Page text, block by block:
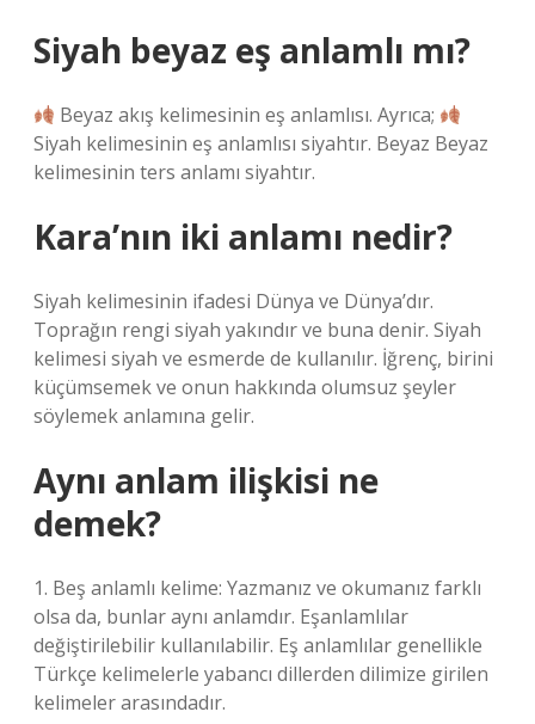
Siyah beyaz eş anlamlı mı?
Beyaz akış kelimesinin eş anlamlısı. Ayrıca;
Siyah kelimesinin eş anlamlısı siyahtır. Beyaz Beyaz
kelimesinin ters anlamı siyahtır.
Kara’nın iki anlamı nedir?
Siyah kelimesinin ifadesi Dünya ve Dünya’dır.
Toprağın rengi siyah yakındır ve buna denir. Siyah
kelimesi siyah ve esmerde de kullanılır. İğrenç, birini
küçümsemek ve onun hakkında olumsuz şeyler
söylemek anlamına gelir.
Aynı anlam ilişkisi ne
demek?
1. Beş anlamlı kelime: Yazmanız ve okumanız farklı
olsa da, bunlar aynı anlamdır. Eşanlamlılar
değiştirilebilir kullanılabilir. Eş anlamlılar genellikle
Türkçe kelimelerle yabancı dillerden dilimize girilen
kelimeler arasındadır.